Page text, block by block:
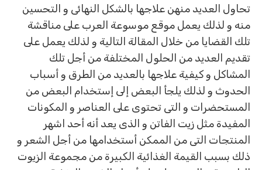
تحاول العديد منهن علاجها بالشكل النهائى و التحسين
منه و لذلك يعمل موقع موسوعة العرب على مناقشة
تلك القضايا من خلال المقالة التالية و لذلك يعمل على
تقديم العديد من الحلول المختلفة من أجل تلك
المشاكل و كيفية علاجها بالعديد من الطرق و أسباب
الحدوث و لذلك يلجأ البعض إلى إستخدام البعض من
المستحضرات و التى تحتوى على العناصر و المكونات
المفيدة مثل زيت الفاتن و الذى يعد أنه أحد اشهر
المنتجات التى من الممكن أستخدامها من أجل الشعر و
ذلك بسبب القيمة الغذائية الكبيرة من مجموعة الزيوت